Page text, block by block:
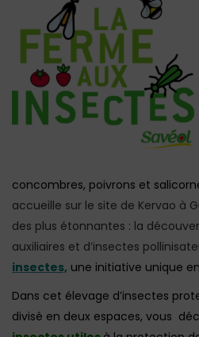
concombres, poivrons et
accueille sur le site de Kervao à
des plus étonnantes : la
auxiliaires et d’insectes
insectes, une initiative unique
Dans cet élevage d’insectes
divisé en deux espaces, vous